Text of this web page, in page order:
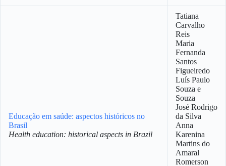
Educação em saúde: aspectos históricos no
Brasil
Health education: historical aspects in Brazil
Tatiana
Carvalho
Reis
Maria
Fernanda
Santos
Figueiredo
Luís Paulo
Souza e
Souza
José Rodrigo
da Silva
Anna
Karenina
Martins do
Amaral
Romerson